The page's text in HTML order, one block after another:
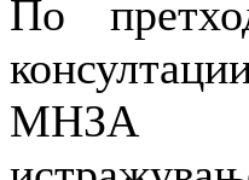
По
МНЗА